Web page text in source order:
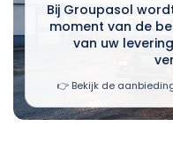
Bij Groupasol
moment van de
van uw
👉 Bekijk de